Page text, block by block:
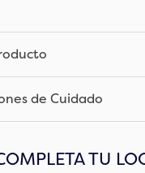
de Cuidado
TU